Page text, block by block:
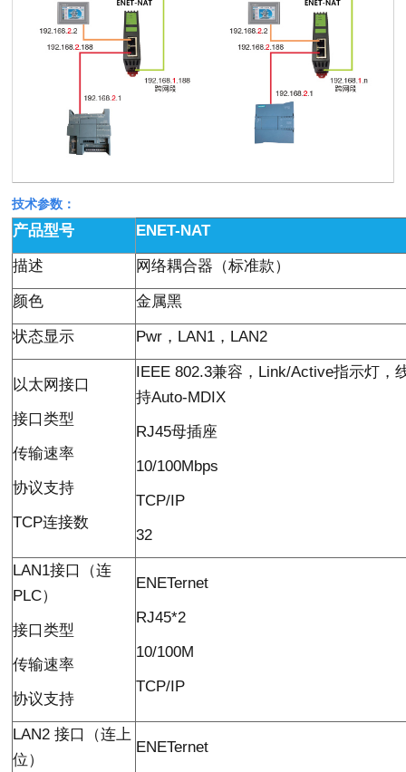
技术参数：
产品型号 ENET-NAT
描述 网络耦合器（标准款）
颜色 金属黑
状态显示 Pwr ， LAN1 ， LAN2
以太网接口
接口类型
传输速率
协议支持
TCP连接数
IEEE 802.3兼容， Link/Active指示灯，
持Auto-MDIX
RJ45母插座
10/100Mbps
TCP/IP
32
LAN1接口（连
PLC）
接口类型
传输速率
协议支持
ENETernet
RJ45*2
10/100M
TCP/IP
LAN2接口（连上
位）
ENETernet